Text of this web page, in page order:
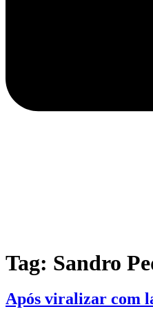
Tag: Sandro
Após viralizar com